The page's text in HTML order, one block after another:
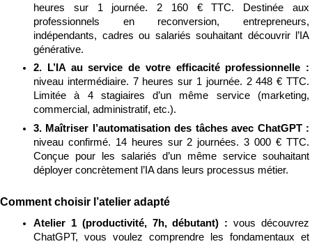
heures sur 1 journée. 2 160 € TTC. Destinée aux
professionnels en reconversion, entrepreneurs,
indépendants, cadres ou salariés souhaitant découvrir l’IA
générative.
niveau intermédiaire. 7 heures sur 1 journée. 2 448 € TTC.
Limitée à 4 stagiaires d’un même service (marketing,
commercial, administratif, etc.).
niveau confirmé. 14 heures sur 2 journées. 3 000 € TTC.
Conçue pour les salariés d’un même service souhaitant
déployer concrètement l’IA dans leurs processus métier.
Comment choisir l’atelier adapté
Atelier 1 (productivité, 7h, débutant) : vous découvrez
ChatGPT, vous voulez comprendre les fondamentaux et